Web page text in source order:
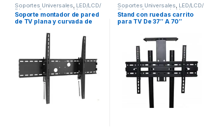
Soportes Universales, LED/LCD/
Plasma Soportes de Monitor
Soporte montador de pared
de TV plana y curvada de
Soportes Universales, LED/LCD/
Plasma Soportes de Monitor
Stand con ruedas carrito
para TV De 37″ A 70″